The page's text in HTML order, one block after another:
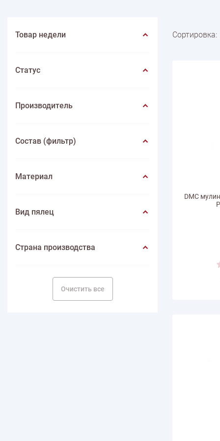
Пейзаж
Цветы
Mondial
Lang yarns Schulana
Товар недели
Статус
Производитель
Состав (фильтр)
Материал
Вид пялец
Страна производства
Очистить все
Сортировка:
DMC